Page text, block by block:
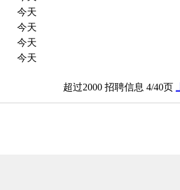
今天
今天
今天
今天
超过2000 招聘信息 4/40页